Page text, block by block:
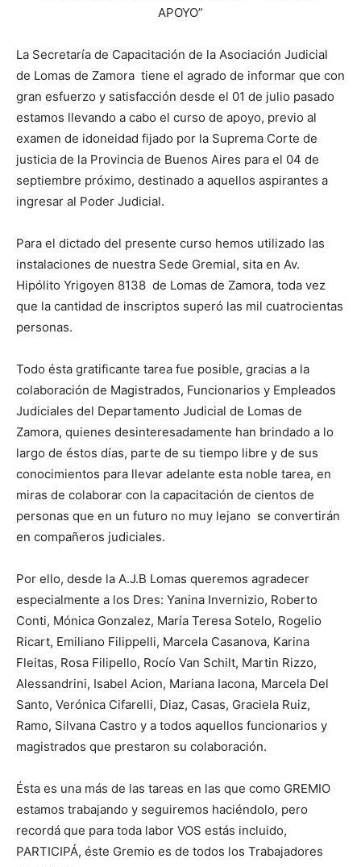
APOYO”
La Secretaría de Capacitación de la Asociación Judicial
de Lomas de Zamora tiene el agrado de informar que con
gran esfuerzo y satisfacción desde el 01 de julio pasado
estamos llevando a cabo el curso de apoyo, previo al
examen de idoneidad fijado por la Suprema Corte de
justicia de la Provincia de Buenos Aires para el 04 de
septiembre próximo, destinado a aquellos aspirantes a
ingresar al Poder Judicial.
Para el dictado del presente curso hemos utilizado las
instalaciones de nuestra Sede Gremial, sita en Av.
Hipólito Yrigoyen 8138 de Lomas de Zamora, toda vez
que la cantidad de inscriptos superó las mil cuatrocientas
personas.
Todo ésta gratificante tarea fue posible, gracias a la
colaboración de Magistrados, Funcionarios y Empleados
Judiciales del Departamento Judicial de Lomas de
Zamora, quienes desinteresadamente han brindado a lo
largo de éstos días, parte de su tiempo libre y de sus
conocimientos para llevar adelante esta noble tarea, en
miras de colaborar con la capacitación de cientos de
personas que en un futuro no muy lejano se convertirán
en compañeros judiciales.
Por ello, desde la A.J.B Lomas queremos agradecer
especialmente a los Dres: Yanina Invernizio, Roberto
Conti, Mónica Gonzalez, María Teresa Sotelo, Rogelio
Ricart, Emiliano Filippelli, Marcela Casanova, Karina
Fleitas, Rosa Filipello, Rocío Van Schilt, Martin Rizzo,
Alessandrini, Isabel Acion, Mariana Iacona, Marcela Del
Santo, Verónica Cifarelli, Diaz, Casas, Graciela Ruiz,
Ramo, Silvana Castro y a todos aquellos funcionarios y
magistrados que prestaron su colaboración.
Ésta es una más de las tareas en las que como GREMIO
estamos trabajando y seguiremos haciéndolo, pero
recordá que para toda labor VOS estás incluido,
PARTICIPÁ, éste Gremio es de todos los Trabajadores